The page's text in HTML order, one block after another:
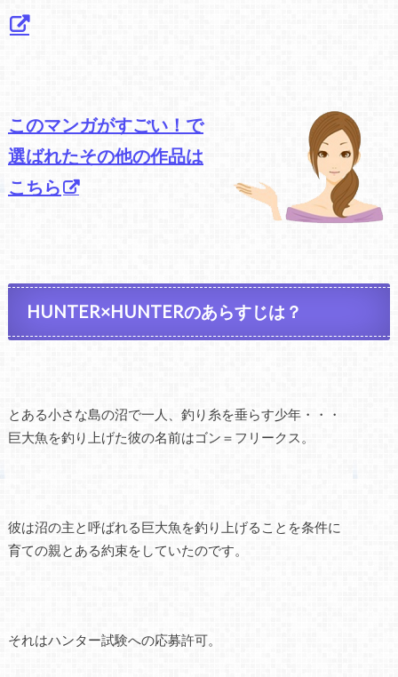
このマンガがすごい！で
選ばれたその他の作品は
こちら
HUNTER×HUNTERのあらすじは？
とある小さな島の沼で一人、釣り糸を垂らす少年・・・
巨大魚を釣り上げた彼の名前はゴン＝フリークス。
彼は沼の主と呼ばれる巨大魚を釣り上げることを条件に
育ての親とある約束をしていたのです。
それはハンター試験への応募許可。